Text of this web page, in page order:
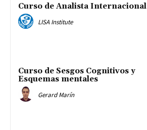
Curso de Analista Internacional
LISA Institute
Curso de Sesgos Cognitivos y
Esquemas mentales
Gerard Marín